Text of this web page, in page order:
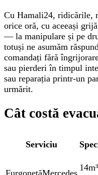
Cu Hamali24, ridicările,
orice oră, cu aceeași
— la manipulare și pe
totuși ne asumăm
comandați fără
sau pierderi în timpul
sau reparația printr-un
urmărit.
Cât costă
Serviciu
FurgonetăMercedes
14m³